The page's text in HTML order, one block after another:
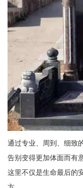
通过专业、周到、细致
告别变得更加体面而有
这里不仅是生命最后的